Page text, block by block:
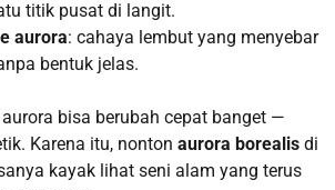
titik pusat di langit.
aurora: cahaya lembut yang menyebar
bentuk jelas.
bisa berubah cepat banget —
Karena itu, nonton aurora borealis di
kayak lihat seni alam yang terus